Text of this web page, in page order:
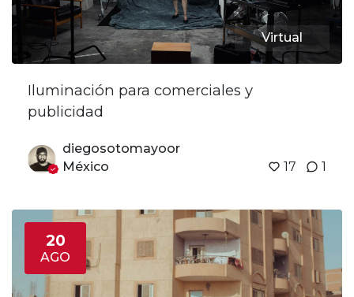
Virtual
Iluminación para comerciales y
publicidad
diegosotomayoor
México
17 1
20
AGO